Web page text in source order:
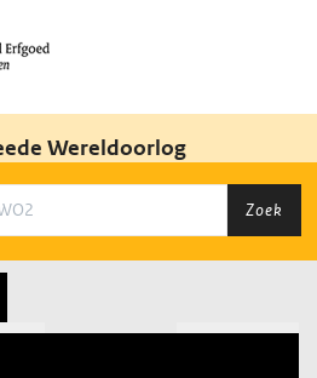
Wereldoorlog
Zoek